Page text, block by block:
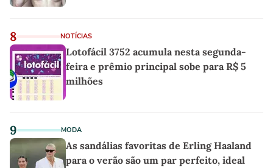
8 NOTÍCIAS
Lotofácil 3752 acumula nesta segunda-
feira e prêmio principal sobe para R$ 5
milhões
9 MODA
As sandálias favoritas de Erling Haaland
para o verão são um par perfeito, ideal